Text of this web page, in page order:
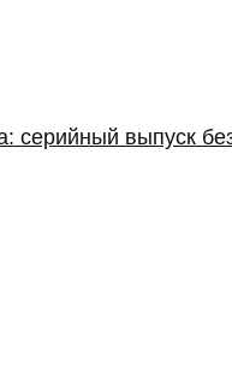
серийный выпуск